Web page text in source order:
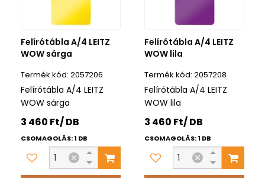
Felírótábla A/4 LEITZ
WOW sárga
2057206
Felírótábla A/4 LEITZ
WOW sárga
3 460 Ft/ DB
CSOMAGOLÁS: 1 DB
Felírótábla A/4 LEITZ
WOW lila
2057208
Felírótábla A/4 LEITZ
WOW lila
3 460 Ft/ DB
CSOMAGOLÁS: 1 DB